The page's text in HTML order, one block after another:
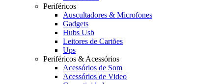
Periféricos
Auscultadores & Microfones
Gadgets
Hubs Usb
Leitores de Cartões
Ups
Periféricos & Acessórios
Acessórios de Som
Acessórios de Video